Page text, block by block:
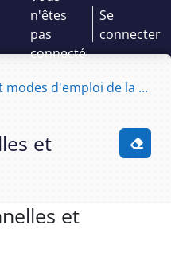
n'êtes
pas
connecté
Se
connecter
eLg - Guides d'usages et modes d'emploi de la plateforme e-learning
et
et